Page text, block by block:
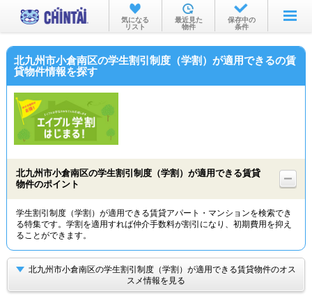
お部屋を探す
沿線・駅から
不動産会社から
気になる
リスト
最近見た
物件
保存中の
条件
北九州市小倉南区の学生割引制度（学割）が適用できるの賃
貸物件情報を探す
北九州市小倉南区の学生割引制度（学割）が適用できる賃貸
物件のポイント
学生割引制度（学割）が適用できる賃貸アパート・マンションを検索でき
る特集です。学割を適用すれば仲介手数料が割引になり、初期費用を抑え
ることができます。
北九州市小倉南区の学生割引制度（学割）が適用できる賃貸物件のオス
スメ情報を見る